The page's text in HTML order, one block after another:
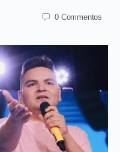
0 Commentos